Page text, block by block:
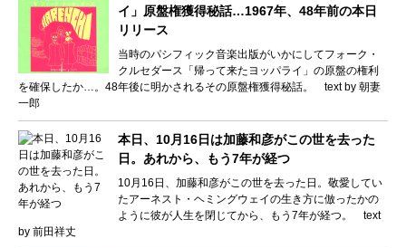
イ」原盤権獲得秘話…1967年、48年前の本日
リリース
当時のパシフィック音楽出版がいかにしてフォーク・
クルセダース「帰って来たヨッパライ」の原盤の権利
を確保したか…。48年後に明かされるその原盤権獲得秘話。 text by 朝妻
一郎
本日、10月16日は加藤和彦がこの世を去った
日。あれから、もう7年が経つ
10月16日、加藤和彦がこの世を去った日。敬愛してい
たアーネスト・ヘミングウェイの生き方に倣ったかの
ように彼が人生を閉じてから、もう7年が経つ。 text
by 前田祥丈